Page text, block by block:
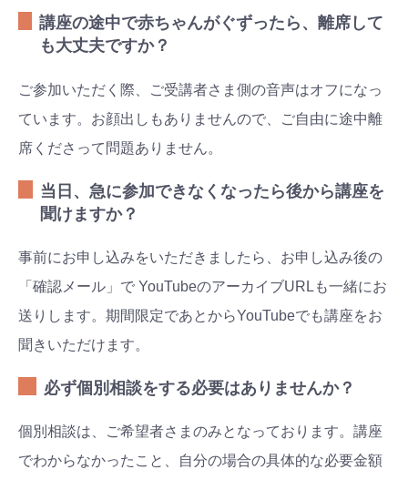
講座の途中で赤ちゃんがぐずったら、離席して
も大丈夫ですか？
ご参加いただく際、ご受講者さま側の音声はオフになっ
ています。お顔出しもありませんので、ご自由に途中離
席くださって問題ありません。
当日、急に参加できなくなったら後から講座を
聞けますか？
事前にお申し込みをいただきましたら、お申し込み後の
「確認メール」で YouTubeのアーカイブURLも一緒にお
送りします。期間限定であとからYouTubeでも講座をお
聞きいただけます。
必ず個別相談をする必要はありませんか？
個別相談は、ご希望者さまのみとなっております。講座
でわからなかったこと、自分の場合の具体的な必要金額
キャンペーン